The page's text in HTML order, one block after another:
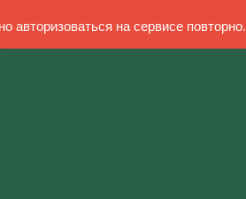
на сервисе повторно.